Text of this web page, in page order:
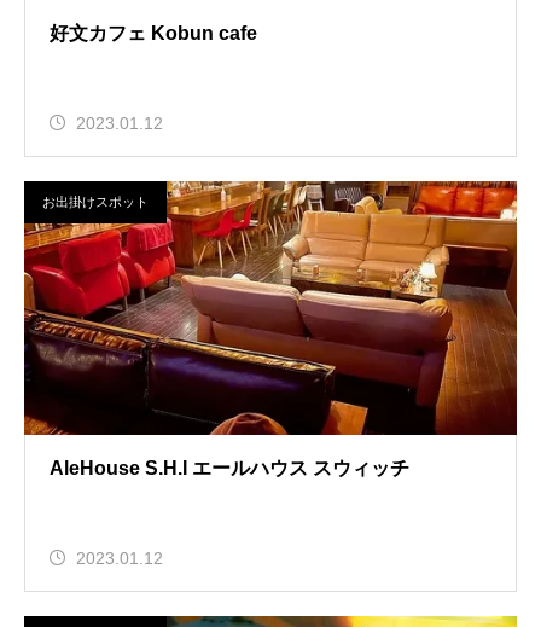
好文カフェ Kobun cafe
2023.01.12
お出掛けスポット
AleHouse S.H.I エールハウス スウィッチ
2023.01.12